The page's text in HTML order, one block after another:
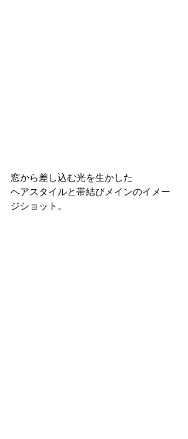
窓から差し込む光を生かした
ヘアスタイルと帯結びメインのイメー
ジショット。